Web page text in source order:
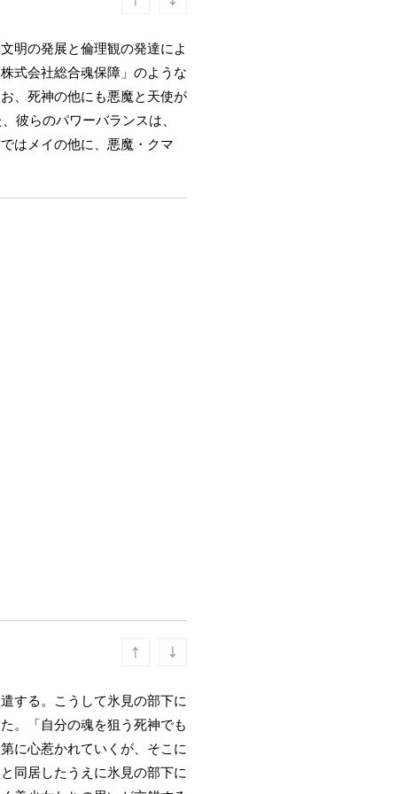
明の発展と倫理観の発達によ
式会社総合魂保障」のような
、死神の他にも悪魔と天使が
彼らのパワーバランスは、
はメイの他に、悪魔・クマ
する。こうして氷見の部下に
。「自分の魂を狙う死神でも
に心惹かれていくが、そこに
同居したうえに氷見の部下に